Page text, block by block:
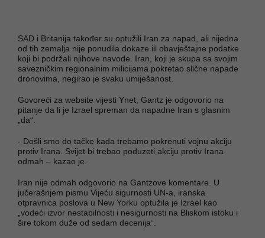
SAD i Britanija također su optužili Iran za napad, ali nijedna
od tih zemalja nije ponudila dokaze ili obavještajne podatke
koji bi podržali njihove navode. Iran, koji je skupa sa svojim
savezničkim regionalnim milicijama pokretao slične napade
dronovima, negirao je svaku umiješanost.
Govoreći za website vijesti Ynet, Gantz je odgovorio na
pitanje da li je Izrael spreman da napadne Iran s glasnim
„da“.
- Došli smo do tačke kada trebamo pokrenuti vojnu akciju
protiv Irana. Svijet bi trebao poduzeti akciju protiv Irana
odmah – kazao je.
Iran nije odmah odgovorio na Gantzove komentare. U
jučerašnjem pismu Vijeću sigurnosti UN-a, iranska
otpravnica poslova u New Yorku optužila je Izrael kao
„vodeći izvor nestabilnosti i nesigurnosti na Bliskom istoku i
šire tokom duže od sedam decenija“.